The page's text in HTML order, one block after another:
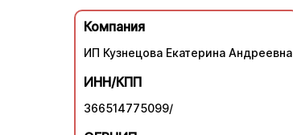
Компания
ИП Кузнецова Екатерина Андреевна
ИНН/КПП
366514775099/